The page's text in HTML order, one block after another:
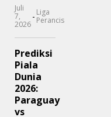
Juli
7,
2026
- Liga
Perancis
Prediksi
Piala
Dunia
2026:
Paraguay
vs